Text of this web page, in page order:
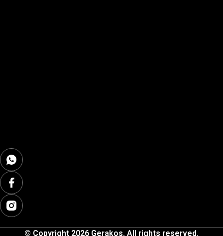
© Copyright 2026 Gerakos. All rights reserved.